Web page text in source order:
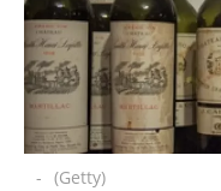
- (Getty)